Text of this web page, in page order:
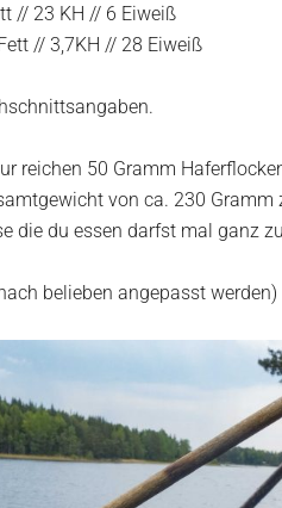
// 23 KH // 6 Eiweiß
// 3,7KH // 28 Eiweiß
reichen 50 Gramm
von ca. 230
die du essen darfst mal ganz
belieben angepasst werden)